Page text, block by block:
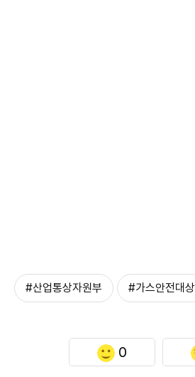
#산업통상자원부 #가스안전대상
0